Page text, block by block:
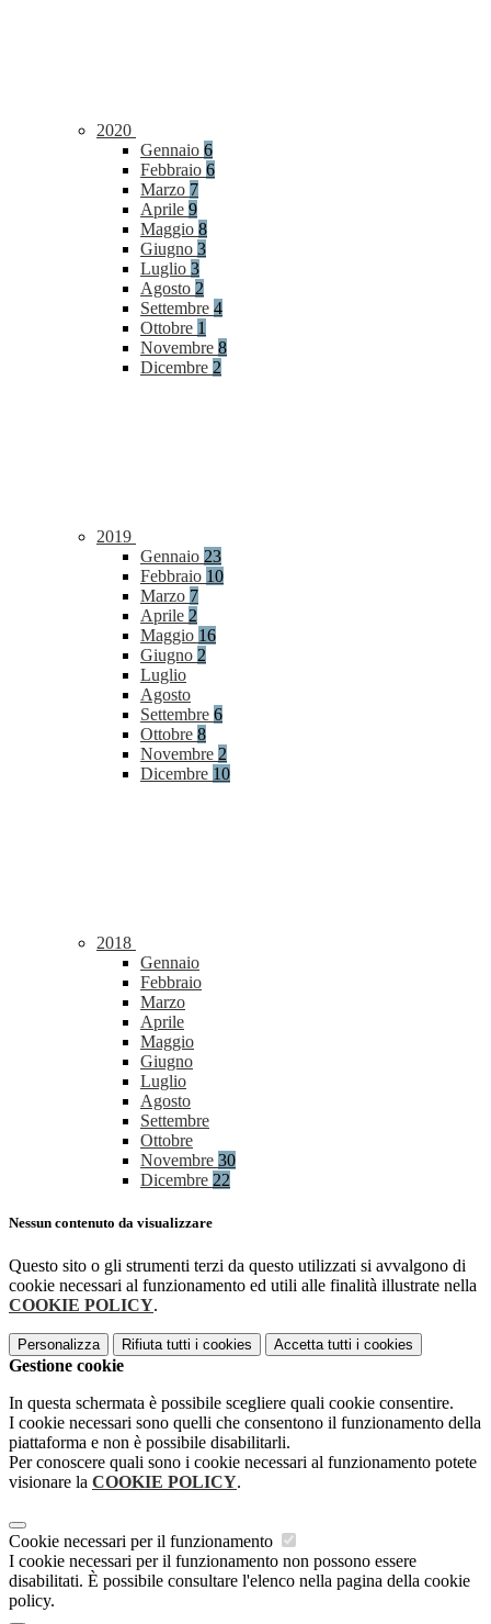
2020
Gennaio 6
Febbraio 6
Marzo 7
Aprile 9
Maggio 8
Giugno 3
Luglio 3
Agosto 2
Settembre 4
Ottobre 1
Novembre 8
Dicembre 2
2019
Gennaio 23
Febbraio 10
Marzo 7
Aprile 2
Maggio 16
Giugno 2
Luglio
Agosto
Settembre 6
Ottobre 8
Novembre 2
Dicembre 10
2018
Gennaio
Febbraio
Marzo
Aprile
Maggio
Giugno
Luglio
Agosto
Settembre
Ottobre
Novembre 30
Dicembre 22
Nessun contenuto da visualizzare
Questo sito o gli strumenti terzi da questo utilizzati si avvalgono di
cookie necessari al funzionamento ed utili alle finalità illustrate nella
COOKIE POLICY.
Personalizza Rifiuta tutti i cookies Accetta tutti i cookies
Gestione cookie
In questa schermata è possibile scegliere quali cookie consentire.
I cookie necessari sono quelli che consentono il funzionamento della
piattaforma e non è possibile disabilitarli.
Per conoscere quali sono i cookie necessari al funzionamento potete
visionare la COOKIE POLICY.
Cookie necessari per il funzionamento
I cookie necessari per il funzionamento non possono essere
disabilitati. È possibile consultare l'elenco nella pagina della cookie
policy.